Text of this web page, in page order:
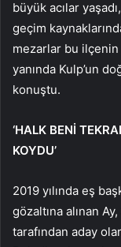
büyük acılar
geçim
mezarlar bu ilçenin
yanında Kulp’un
konuştu.
‘HALK BENİ
KOYDU’
2019 yılında eş
gözaltına alınan
tarafından aday